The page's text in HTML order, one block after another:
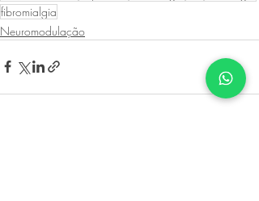
fibromialgia
Neuromodulação